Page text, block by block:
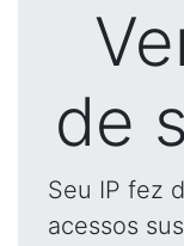
de
Seu IP fez
acessos